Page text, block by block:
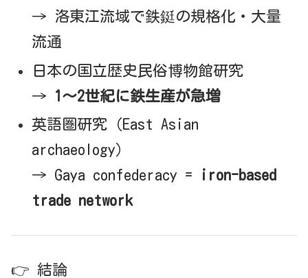
→ 洛東江流域で鉄鋌の規格化・大量
流通
日本の国立歴史民俗博物館研究
→ 1〜2世紀に鉄生産が急増
英語圏研究（East Asian
archaeology）
→ Gaya confederacy =
iron-based
trade network
👉 結論